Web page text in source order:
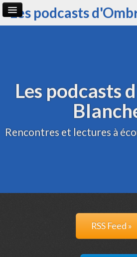
Les podcasts
Les podcasts
Rencontres et lectures à
RSS Feed »